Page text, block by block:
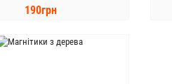
190грн
КОШИКА